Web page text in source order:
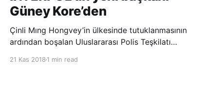
Güney Kore’den
Çinli Mıng Hongvey’in ülkesinde tutuklanmasının
ardından boşalan Uluslararası Polis Teşkilatı
21 Kas 2018 1 min read